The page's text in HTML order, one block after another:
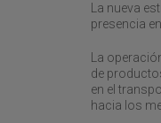
La nueva
presencia
La
de
en el
hacia los